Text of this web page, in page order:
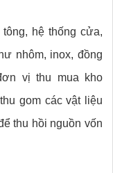
hệ thống cửa,
nhôm, inox, đồng
vị thu mua kho
gom các vật liệu
thu hồi nguồn vốn